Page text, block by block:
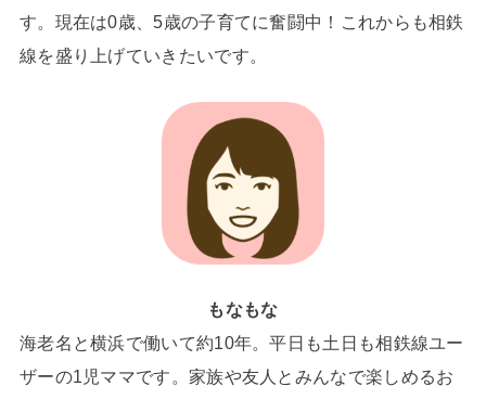
す。現在は0歳、5歳の子育てに奮闘中！これからも相鉄
線を盛り上げていきたいです。
もなもな
海老名と横浜で働いて約10年。平日も土日も相鉄線ユー
ザーの1児ママです。家族や友人とみんなで楽しめるお